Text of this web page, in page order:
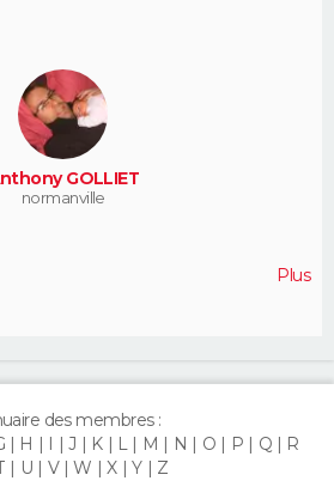
GOLLIET
normanville
Plus
des membres :
H I J K L M N O P Q
R
U V W X Y Z